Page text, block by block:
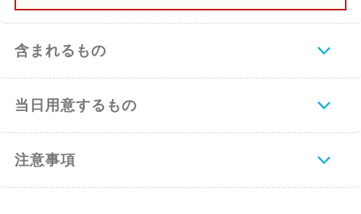
含まれるもの
当日用意するもの
注意事項